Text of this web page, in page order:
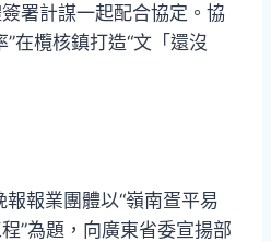
署計謀一起配合協定。協
在欖核鎮打造“文「還沒
報業團體以“嶺南疍平易
”為題，向廣東省委宣揚部